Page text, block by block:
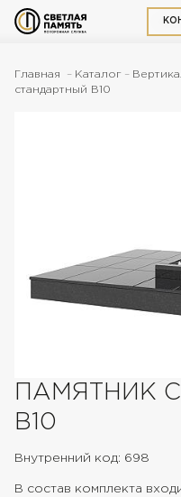
Главная Каталог
стандартный В10
ПАМЯТНИК
В10
Внутренний код: 698
В состав комплекта